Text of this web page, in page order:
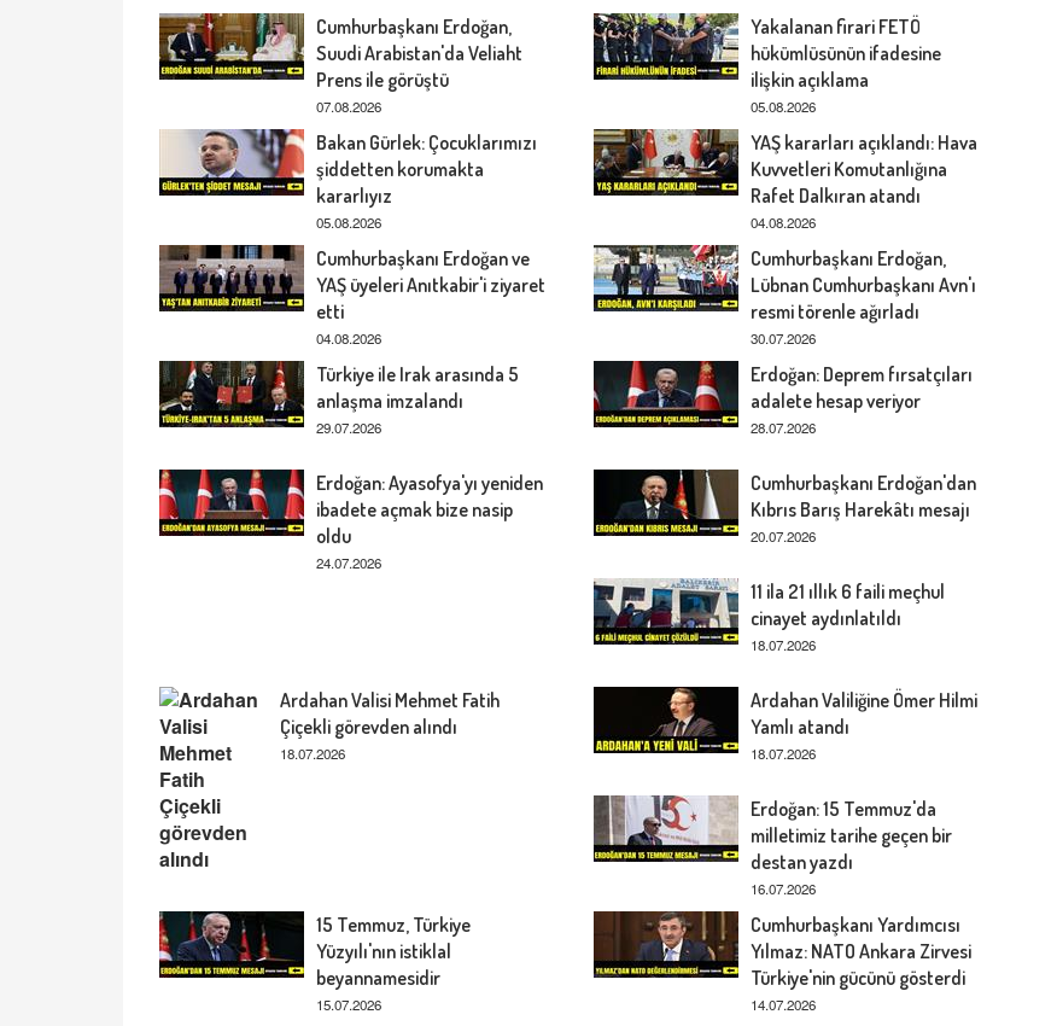
Cumhurbaşkanı Erdoğan,
Suudi Arabistan'da Veliaht
Prens ile görüştü
07.08.2026
Yakalanan firari FETÖ
hükümlüsünün ifadesine
ilişkin açıklama
05.08.2026
Bakan Gürlek: Çocuklarımızı
şiddetten korumakta
kararlıyız
05.08.2026
YAŞ kararları açıklandı: Hava
Kuvvetleri Komutanlığına
Rafet Dalkıran atandı
04.08.2026
Cumhurbaşkanı Erdoğan ve
YAŞ üyeleri Anıtkabir'i ziyaret
etti
04.08.2026
Cumhurbaşkanı Erdoğan,
Lübnan Cumhurbaşkanı Avn'ı
resmi törenle ağırladı
30.07.2026
Türkiye ile Irak arasında 5
anlaşma imzalandı
29.07.2026
Erdoğan: Deprem fırsatçıları
adalete hesap veriyor
28.07.2026
Erdoğan: Ayasofya'yı yeniden
ibadete açmak bize nasip
oldu
24.07.2026
Cumhurbaşkanı Erdoğan'dan
Kıbrıs Barış Harekâtı mesajı
20.07.2026
11 ila 21 ıllık 6 faili meçhul
cinayet aydınlatıldı
18.07.2026
Ardahan Valisi Mehmet Fatih
Çiçekli görevden alındı
18.07.2026
Ardahan Valiliğine Ömer Hilmi
Yamlı atandı
18.07.2026
Erdoğan: 15 Temmuz'da
milletimiz tarihe geçen bir
destan yazdı
16.07.2026
15 Temmuz, Türkiye
Yüzyılı'nın istiklal
beyannamesidir
15.07.2026
Cumhurbaşkanı Yardımcısı
Yılmaz: NATO Ankara Zirvesi
Türkiye'nin gücünü gösterdi
14.07.2026